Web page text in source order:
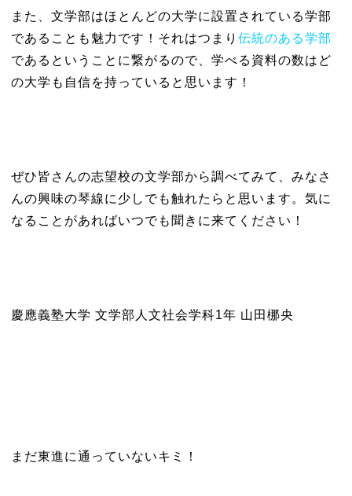
また、文学部はほとんどの大学に設置されている学部
であることも魅力です！それはつまり 伝統のある学部
であるということに繋がるので、学べる資料の数はど
の大学も自信を持っていると思います！
ぜひ皆さんの志望校の文学部から調べてみて、みなさ
んの興味の琴線に少しでも触れたらと思います。気に
なることがあればいつでも聞きに来てください！
慶應義塾大学 文学部人文社会学科1年 山田梛央
まだ東進に通っていないキミ！